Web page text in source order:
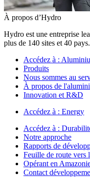
À propos d’Hydro
Hydro est une entreprise
plus de 140 sites et 40 pays.
Accédez à :
Produits
Nous sommes au
À propos de
Innovation et R&D
Accédez à : Energy
Accédez à :
Notre approche
Rapports de
Feuille de route vers
Opérant en
Contact